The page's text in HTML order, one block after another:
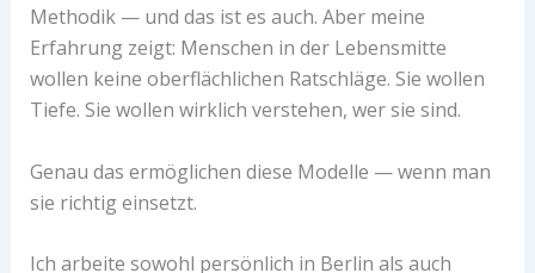
Methodik — und das ist es auch. Aber meine
Erfahrung zeigt: Menschen in der Lebensmitte
wollen keine oberflächlichen Ratschläge. Sie wollen
Tiefe. Sie wollen wirklich verstehen, wer sie sind.
Genau das ermöglichen diese Modelle — wenn man
sie richtig einsetzt.
Ich arbeite sowohl persönlich in Berlin als auch